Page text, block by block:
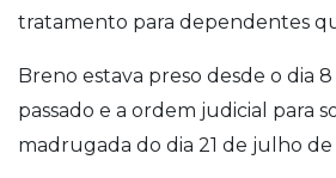
tratamento para dependentes
Breno estava preso desde o dia
passado e a ordem judicial para
madrugada do dia 21 de julho de